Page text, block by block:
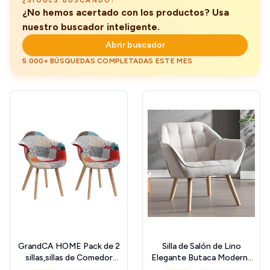
¿No hemos acertado con los productos? Usa
nuestro buscador inteligente.
Abrir buscador
5.000+ BÚSQUEDAS COMPLETADAS ESTE MES
GrandCA HOME Pack de 2
sillas,sillas de Comedor
Silla de Salón de Lino
Elegante Butaca Moderna